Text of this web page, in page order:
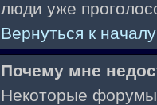
люди уже
Вернуться к началу
Почему мне
Некоторые форумы